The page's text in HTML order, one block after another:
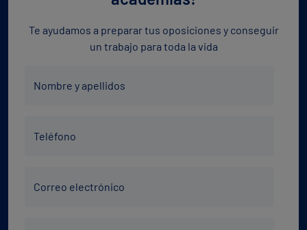
Te ayudamos a preparar tus oposiciones y conseguir
un trabajo para toda la vida
Nombre y apellidos
Teléfono
electrónico
Correo electrónico